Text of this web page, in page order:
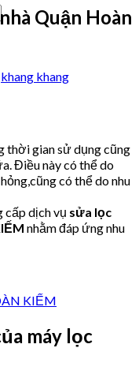
Quận Hoàn
khang khang
thời gian sử dụng cũng
Điều này có thể do
có thể do nhu
cấp dịch vụ sửa lọc
nhằm đáp ứng nhu
KIẾM
máy lọc